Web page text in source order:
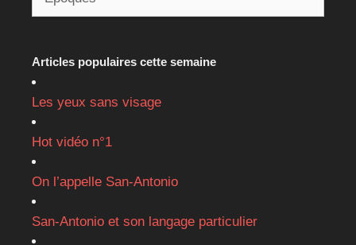
Articles populaires cette semaine
Les yeux sans visage
Hot vidéo n°1
On l’appelle San-Antonio
San-Antonio et son langage particulier